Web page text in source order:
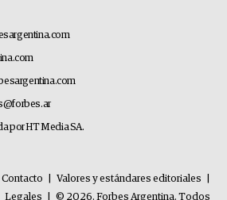
por HT Media SA.
Contacto Valores y estándares editoriales
Legales © 2026. Forbes Argentina. Todos